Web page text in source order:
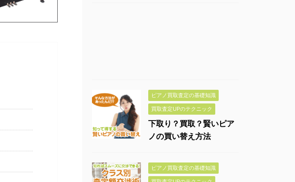
ピアノ買取査定の基礎知識
買取査定UPのテクニック
下取り？買取？賢いピア
ノの買い替え方法
ピアノ買取査定の基礎知識